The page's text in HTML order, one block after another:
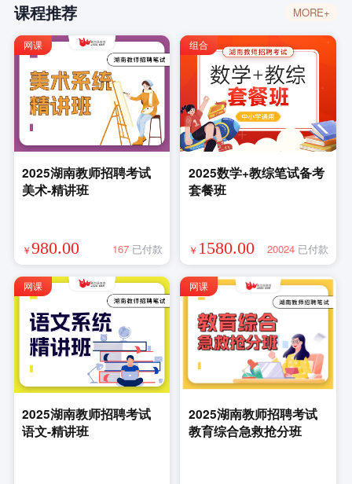
课程推荐 MORE+
网课
2025湖南教师招聘考试
美术-精讲班
￥ 980.00 167 已付款
组合
2025数学+教综笔试备考
套餐班
￥ 1580.00 20024 已付款
网课
2025湖南教师招聘考试
语文-精讲班
网课
2025湖南教师招聘考试
教育综合急救抢分班